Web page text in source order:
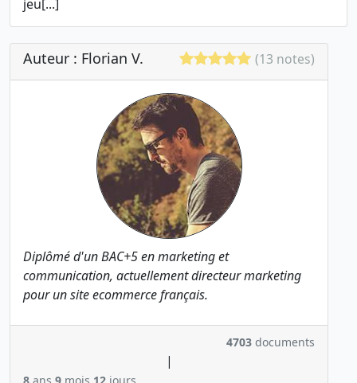
jeu[...]
Auteur : Florian V. (13 notes)
Diplômé d'un BAC+5 en marketing et
communication, actuellement directeur marketing
pour un site ecommerce français.
4703 documents
|